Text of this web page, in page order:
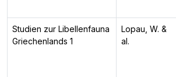
Studien zur Libellenfauna
Griechenlands 1
Lopau, W. &
al.